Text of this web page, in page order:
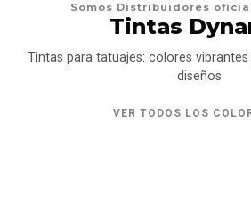
Somos Distribuidores
Tintas
Tintas para tatuajes: colores
diseños
VER TODOS LOS